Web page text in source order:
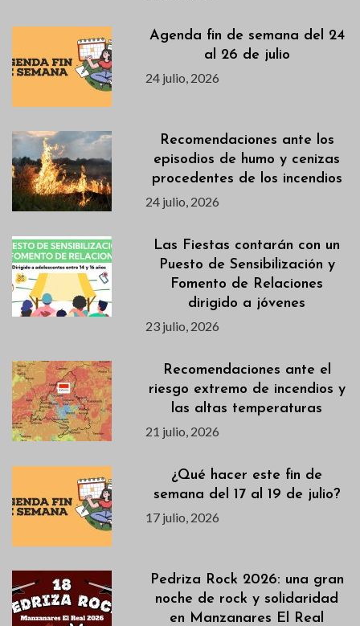
Agenda fin de semana del 24
al 26 de julio
24 julio, 2026
Recomendaciones ante los
episodios de humo y cenizas
procedentes de los incendios
24 julio, 2026
Las Fiestas contarán con un
Puesto de Sensibilización y
Fomento de Relaciones
dirigido a jóvenes
23 julio, 2026
Recomendaciones ante el
riesgo extremo de incendios y
las altas temperaturas
21 julio, 2026
¿Qué hacer este fin de
semana del 17 al 19 de julio?
17 julio, 2026
Pedriza Rock 2026: una gran
noche de rock y solidaridad
en Manzanares El Real